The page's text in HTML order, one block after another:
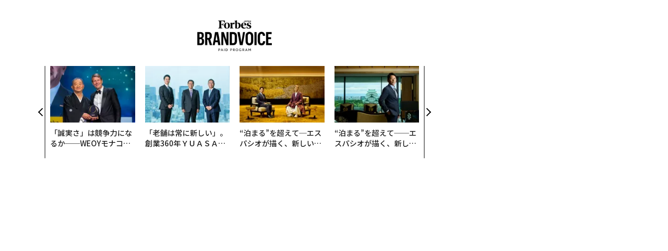
「誠実さ」は競争力にな
るか──WEOYモナコで
「老舗は常に新しい」。
創業360年ＹＵＡＳＡと
“泊まる”を超えて─エス
パシオが描く、新しい日
“泊まる”を超えて──エ
スパシオが描く、新しい
く”企業へ【NTTドコモ